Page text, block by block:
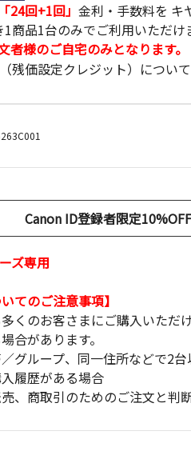
「24回+1回」 金利・手数料を キ
商品1台のみでご利用いただけ
様のご自宅のみとなります。
残価設定クレジット）について
Canon ID登録者限定
ズ専用
てのご注意事項】
くのお客さまにご購入いただ
合があります。
／グループ、同一住所などで2
履歴がある場合
売、商取引のためのご注文と判